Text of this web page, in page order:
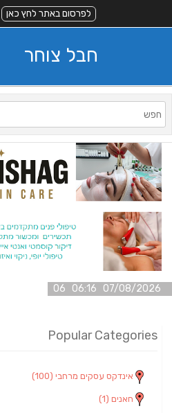
לפרסום באתר לחץ כאן
חבל צוחר
07/08/2026 06:16 06
Popular Categories
אינדקס עסקים מרחבי (100)
חאנים (1)